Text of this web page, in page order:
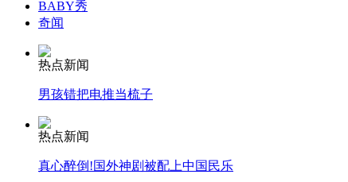
安徽一实载49人客车翻车
BABY秀
奇闻
热点新闻
男孩错把电推当梳子
热点新闻
真心醉倒!国外神剧被配上中国民乐